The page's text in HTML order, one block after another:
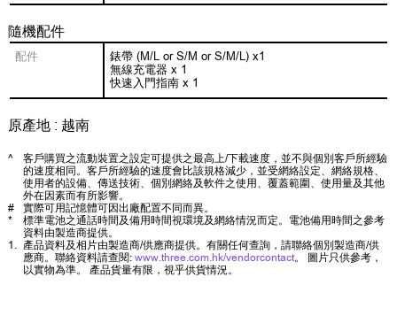
隨機配件
配件
錶帶 (M/L or S/M or S/M/L) x1
無線充電器 x 1
快速入門指南 x 1
原產地 : 越南
^
客戶購買之流動裝置之設定可提供之最高上/下載速度，並不與個別客戶所經驗
的速度相同。客戶所經驗的速度會比該規格減少，並受網絡設定、網絡規格、
使用者的設備、傳送技術、個別網絡及軟件之使用、覆蓋範圍、使用量及其他
外在因素而有所影響。
#
實際可用記憶體可因出廠配置不同而異。
*
標準電池之通話時間及備用時間視環境及網絡情況而定。電池備用時間之參考
資料由製造商提供。
1.
產品資料及相片由製造商/供應商提供。有關任何查詢，請聯絡個別製造商/供
應商。聯絡資料請查閱: www.three.com.hk/vendorcontact。 圖片只供參考，
以實物為準。 產品貨量有限，視乎供貨情況。